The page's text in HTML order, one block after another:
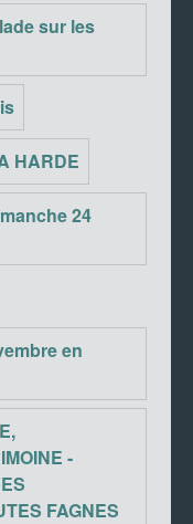
sur les
HARDE
24
en
-
FAGNES